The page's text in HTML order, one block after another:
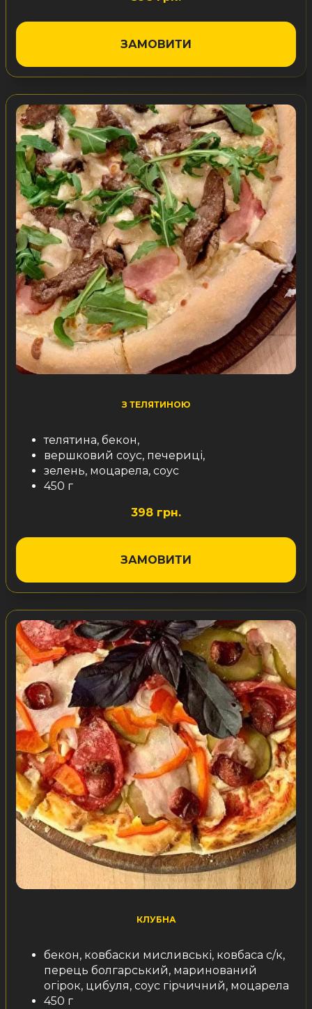
ЗАМОВИТИ
З ТЕЛЯТИНОЮ
телятина, бекон,
вершковий соус, печериці,
зелень, моцарела, соус
450 г
398 грн.
ЗАМОВИТИ
КЛУБНА
бекон, ковбаски мисливські, ковбаса с/к,
перець болгарський, маринований
огірок, цибуля, соус гірчичний, моцарела
450 г